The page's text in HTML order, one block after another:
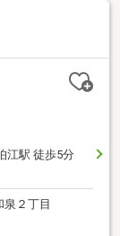
江駅 徒歩5分
泉２丁目